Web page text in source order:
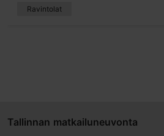
Ravintolat
Tallinnan matkailuneuvonta